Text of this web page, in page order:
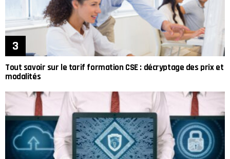
Tout savoir sur le tarif formation CSE : décryptage des prix et
modalités